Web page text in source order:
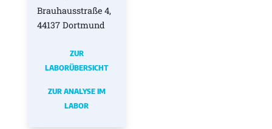
Brauhausstraße 4,
44137 Dortmund
ZUR
LABORÜBERSICHT
ZUR ANALYSE IM
LABOR